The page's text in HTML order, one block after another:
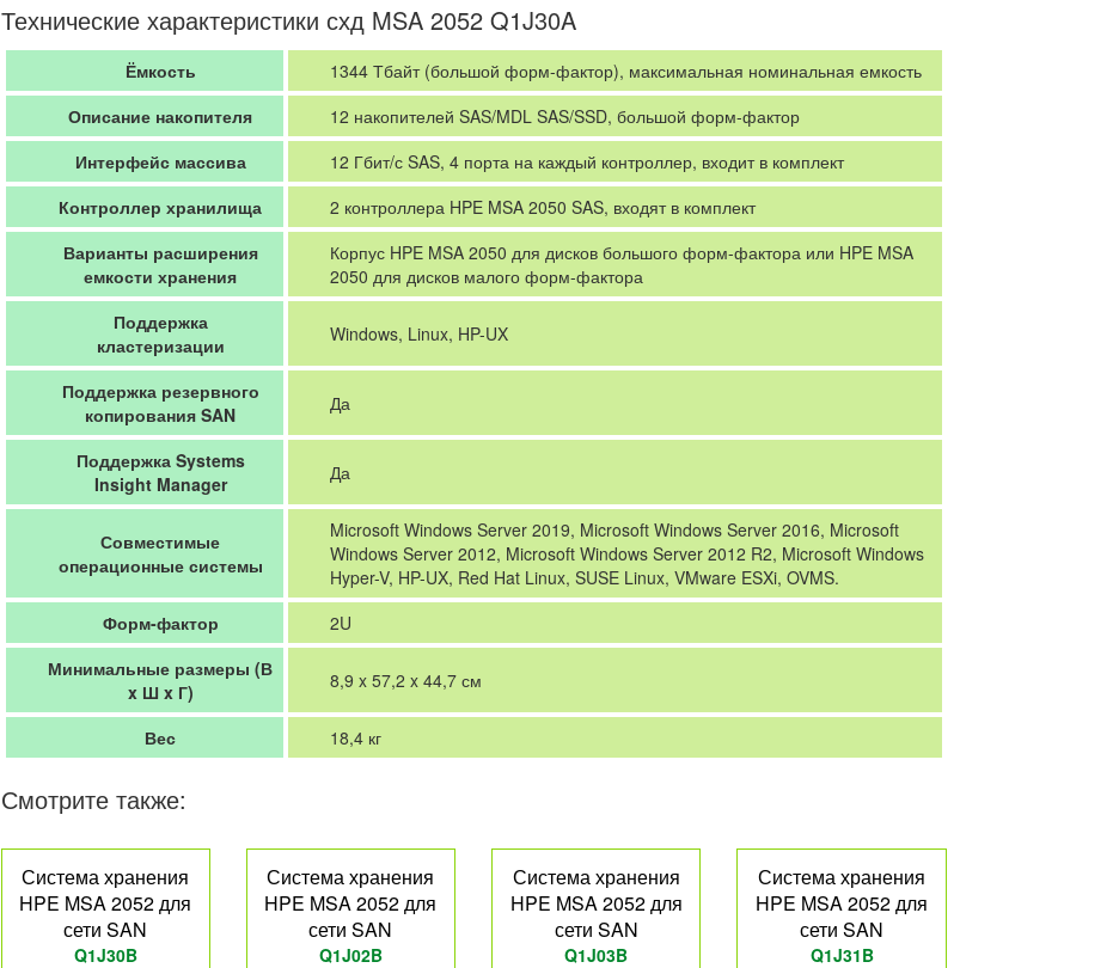
Технические характеристики схд MSA 2052 Q1J30A
Ёмкость
1344 Тбайт (большой форм-фактор), максимальная номинальная емкость
Описание накопителя
12 накопителей SAS/MDL SAS/SSD, большой форм-фактор
Интерфейс массива
12 Гбит/с SAS, 4 порта на каждый контроллер, входит в комплект
Контроллер хранилища
2 контроллера HPE MSA 2050 SAS, входят в комплект
Варианты расширения
емкости хранения
Корпус HPE MSA 2050 для дисков большого форм-фактора или HPE MSA
2050 для дисков малого форм-фактора
Поддержка
кластеризации
Windows, Linux, HP-UX
Поддержка резервного
копирования SAN
Да
Поддержка Systems
Insight Manager
Да
Совместимые
операционные системы
Microsoft Windows Server 2019, Microsoft Windows Server 2016, Microsoft
Windows Server 2012, Microsoft Windows Server 2012 R2, Microsoft Windows
Hyper-V, HP-UX, Red Hat Linux, SUSE Linux, VMware ESXi, OVMS.
Форм-фактор
2U
Минимальные размеры (В
x Ш x Г)
8,9 x 57,2 x 44,7 см
Вес 18,4 кг
Смотрите также:
Система хранения
HPE MSA 2052 для
сети SAN
Q1J30B
Система хранения
HPE MSA 2052 для
сети SAN
Q1J02B
Система хранения
HPE MSA 2052 для
сети SAN
Q1J03B
Система хранения
HPE MSA 2052 для
сети SAN
Q1J31B